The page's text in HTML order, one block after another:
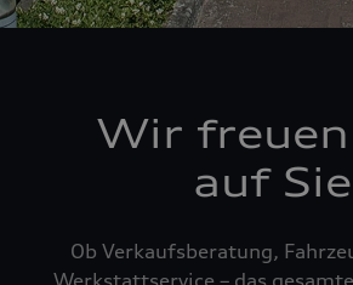
Wir
auf Sie
Ob Verkaufsberatung,
Werkstattservice – das